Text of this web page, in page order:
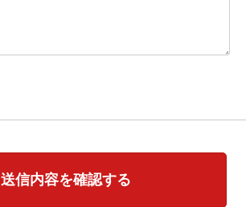
送信内容を確認する